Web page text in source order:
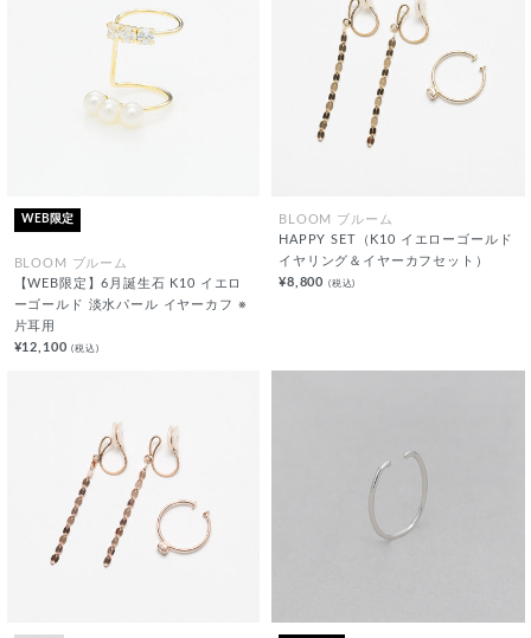
WEB限定
BLOOM ブルーム
【WEB限定】6月誕生石 K10 イエロ
ーゴールド 淡水パール イヤーカフ ※
片耳用
¥12,100(税込)
BLOOM ブルーム
HAPPY SET（K10 イエローゴールド
イヤリング＆イヤーカフセット）
¥8,800 (税込)